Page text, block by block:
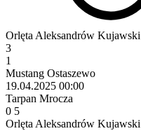
Orlęta Aleksandrów Kujawski
3
1
Mustang Ostaszewo
19.04.2025 00:00
Tarpan Mrocza
0 5
Orlęta Aleksandrów Kujawski